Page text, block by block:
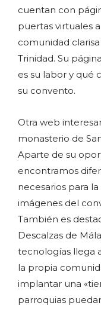
cuentan con
puertas virtuales
comunidad clarisa
Trinidad. Su
es su labor y qué
su convento.
Otra web
monasterio de
Aparte de su
encontramos
necesarios para
imágenes del
También es
Descalzas de
tecnologías llega
la propia
implantar una
parroquias